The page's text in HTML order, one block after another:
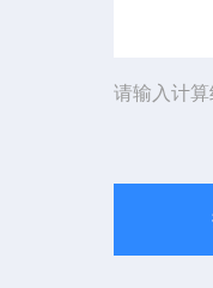
请输入计